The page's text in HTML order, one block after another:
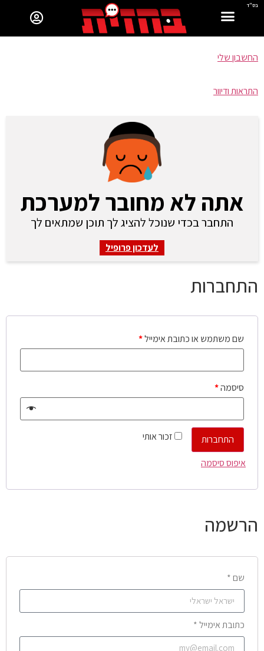
בס"ד
החשבון שלי
התראות ודיוור
אתה לא מחובר למערכת
התחבר בכדי שנוכל להציג לך תוכן שמתאים לך
לעדכון פרופיל
התחברות
שם משתמש או כתובת אימייל*
סיסמה*
זכור אותי
התחברות
איפוס סיסמה
הרשמה
שם *
כתובת אימייל *